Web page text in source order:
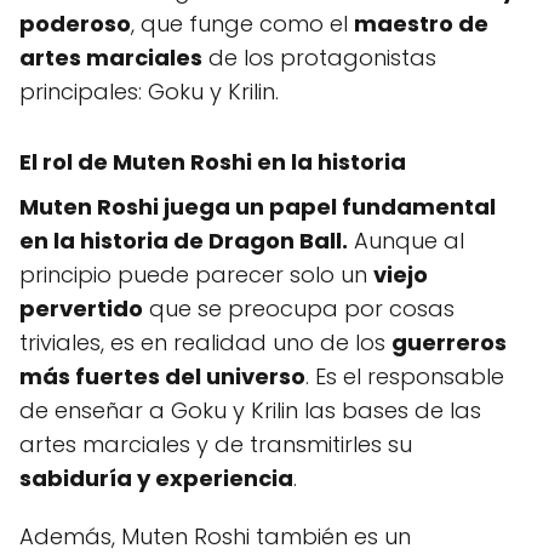
poderoso, que funge como el maestro de
artes marciales de los protagonistas
principales: Goku y Krilin.
El rol de Muten Roshi en la historia
Muten Roshi juega un papel fundamental
en la historia de Dragon Ball. Aunque al
principio puede parecer solo un viejo
pervertido que se preocupa por cosas
triviales, es en realidad uno de los guerreros
más fuertes del universo. Es el responsable
de enseñar a Goku y Krilin las bases de las
artes marciales y de transmitirles su
sabiduría y experiencia.
Además, Muten Roshi también es un